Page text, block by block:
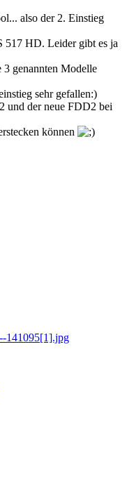
also der 2. Einstieg
517 HD. Leider gibt es ja
3 genannten Modelle
sehr gefallen:)
und der neue FDD2 bei
können
141095[1].jpg